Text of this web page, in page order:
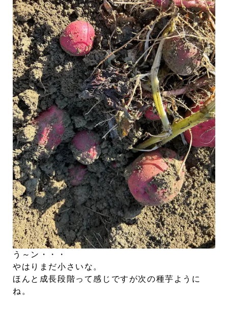
う～ン・・・
やはりまだ小さいな。
ほんと成長段階って感じですが次の種芋ように
ね。